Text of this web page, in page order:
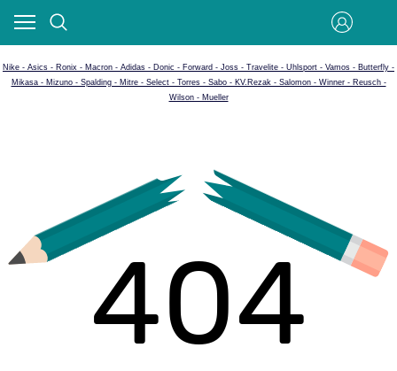
Nike - Asics - Ronix - Macron - Adidas - Donic - Forward - Joss - Travelite - Uhlsport - Vamos - Butterfly -
Mikasa - Mizuno - Spalding - Mitre - Select - Torres - Sabo - KV.Rezak - Salomon - Winner - Reusch -
Wilson - Mueller
404